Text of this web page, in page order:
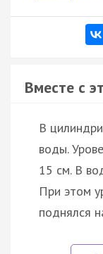
Вместе с
В
воды.
15 см. В
При этом
поднялся